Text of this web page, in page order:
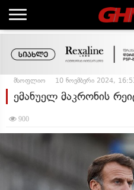
მსოფლიო 10 ნოემბერი 2024,
ემანუელ მაკრონის
900